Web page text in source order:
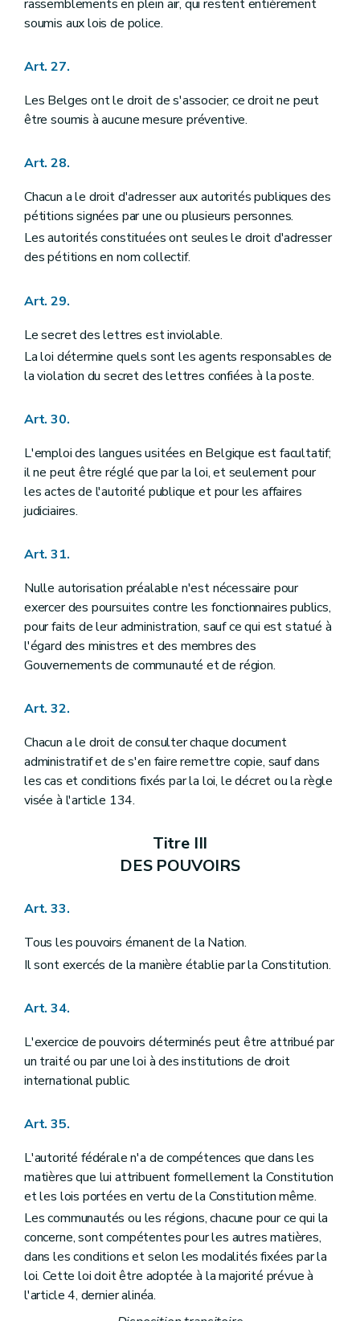
rassemblements en plein air, qui restent entièrement
soumis aux lois de police.
Art. 27.
Les Belges ont le droit de s'associer; ce droit ne peut
être soumis à aucune mesure préventive.
Art. 28.
Chacun a le droit d'adresser aux autorités publiques des
pétitions signées par une ou plusieurs personnes.
Les autorités constituées ont seules le droit d'adresser
des pétitions en nom collectif.
Art. 29.
Le secret des lettres est inviolable.
La loi détermine quels sont les agents responsables de
la violation du secret des lettres confiées à la poste.
Art. 30.
L'emploi des langues usitées en Belgique est facultatif;
il ne peut être réglé que par la loi, et seulement pour
les actes de l'autorité publique et pour les affaires
judiciaires.
Art. 31.
Nulle autorisation préalable n'est nécessaire pour
exercer des poursuites contre les fonctionnaires publics,
pour faits de leur administration, sauf ce qui est statué à
l'égard des ministres et des membres des
Gouvernements de communauté et de région.
Art. 32.
Chacun a le droit de consulter chaque document
administratif et de s'en faire remettre copie, sauf dans
les cas et conditions fixés par la loi, le décret ou la règle
visée à l'article 134.
Titre III
DES POUVOIRS
Art. 33.
Tous les pouvoirs émanent de la Nation.
Il sont exercés de la manière établie par la Constitution.
Art. 34.
L'exercice de pouvoirs déterminés peut être attribué par
un traité ou par une loi à des institutions de droit
international public.
Art. 35.
L'autorité fédérale n'a de compétences que dans les
matières que lui attribuent formellement la Constitution
et les lois portées en vertu de la Constitution même.
Les communautés ou les régions, chacune pour ce qui la
concerne, sont compétentes pour les autres matières,
dans les conditions et selon les modalités fixées par la
loi. Cette loi doit être adoptée à la majorité prévue à
l'article 4, dernier alinéa.